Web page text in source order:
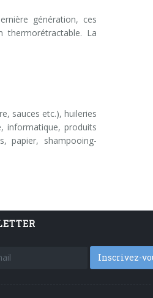
génération, ces
thermorétractable. La
sauces etc.), huileries
informatique, produits
papier, shampooing-
Inscrivez-